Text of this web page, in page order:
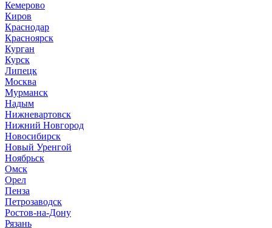
Кемерово
Киров
Краснодар
Красноярск
Курган
Курск
Липецк
Москва
Мурманск
Надым
Нижневартовск
Нижний Новгород
Новосибирск
Новый Уренгой
Ноябрьск
Омск
Орел
Пенза
Петрозаводск
Ростов-на-Дону
Рязань